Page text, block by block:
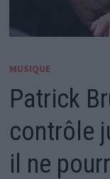
MUSIQUE
Patrick
contrôle
il ne